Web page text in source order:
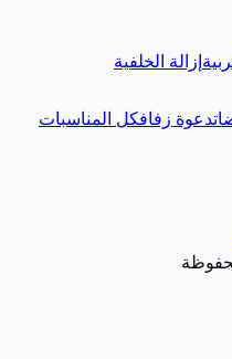
إزالة الخلفية
دعوة زفافكل المناسبات